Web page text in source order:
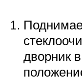
дворник